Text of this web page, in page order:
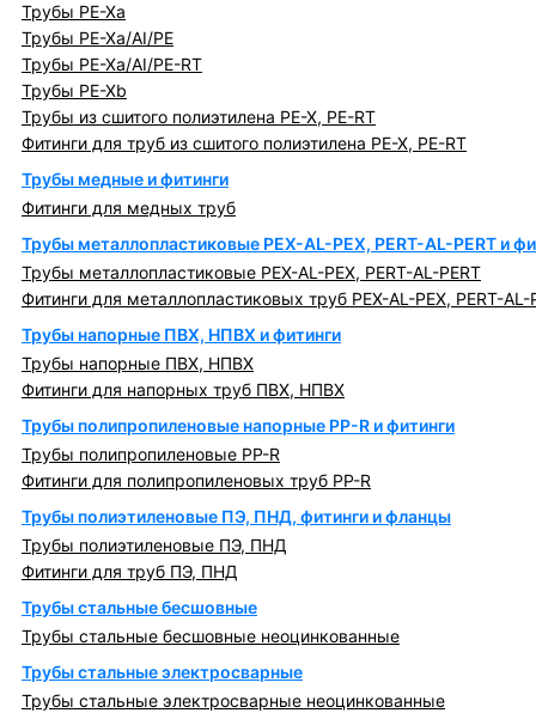
Трубы PE-Xa
Трубы PE-Xa/AI/PE
Трубы PE-Xa/AI/PE-RT
Трубы PE-Xb
Трубы из сшитого полиэтилена PE-X, PE-RT
Фитинги для труб из сшитого полиэтилена PE-X, PE-RT
Трубы медные и фитинги
Фитинги для медных труб
Трубы металлопластиковые PEX-AL-PEX, PERT-AL-PERT и
Трубы металлопластиковые PEX-AL-PEX, PERT-AL-PERT
Фитинги для металлопластиковых труб PEX-AL-PEX, PERT-AL-
Трубы напорные ПВХ, НПВХ и фитинги
Трубы напорные ПВХ, НПВХ
Фитинги для напорных труб ПВХ, НПВХ
Трубы полипропиленовые напорные PP-R и фитинги
Трубы полипропиленовые PP-R
Фитинги для полипропиленовых труб PP-R
Трубы полиэтиленовые ПЭ, ПНД, фитинги и фланцы
Трубы полиэтиленовые ПЭ, ПНД
Фитинги для труб ПЭ, ПНД
Трубы стальные бесшовные
Трубы стальные бесшовные неоцинкованные
Трубы стальные электросварные
Трубы стальные электросварные неоцинкованные